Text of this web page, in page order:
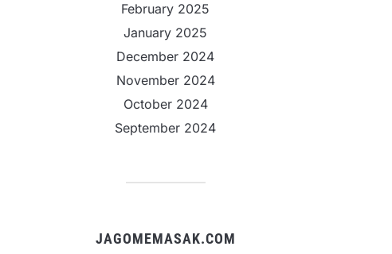
February 2025
January 2025
December 2024
November 2024
October 2024
September 2024
JAGOMEMASAK.COM